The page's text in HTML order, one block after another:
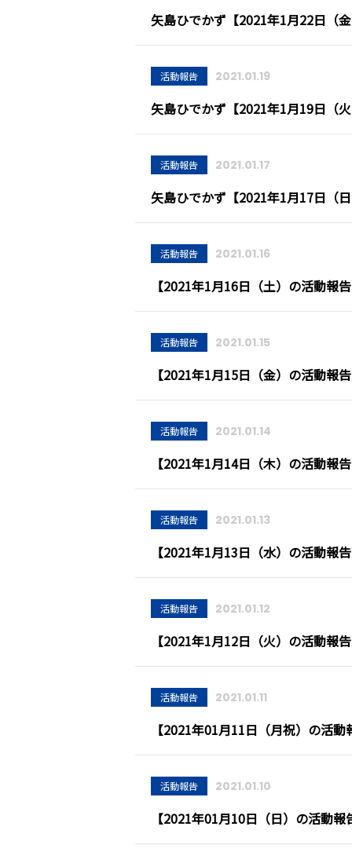
矢島ひでかず【2021年1月22日（
活動報告 2021.01.19
矢島ひでかず【2021年1月19日（
活動報告 2021.01.17
矢島ひでかず【2021年1月17日（
活動報告 2021.01.16
【2021年1月16日（土）の活動報告
活動報告 2021.01.15
【2021年1月15日（金）の活動報告
活動報告 2021.01.14
【2021年1月14日（木）の活動報告
活動報告 2021.01.13
【2021年1月13日（水）の活動報告
活動報告 2021.01.12
【2021年1月12日（火）の活動報告
活動報告 2021.01.11
【2021年01月11日（月祝）の活動
活動報告 2021.01.10
【2021年01月10日（日）の活動報